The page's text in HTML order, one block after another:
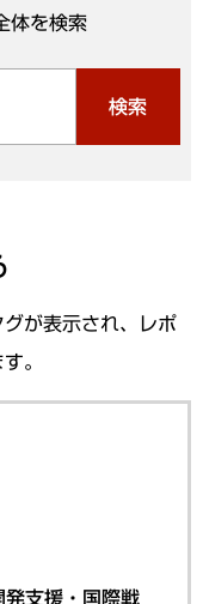
体を検索
検索
が表示され、レポ
。
支援・国際戦